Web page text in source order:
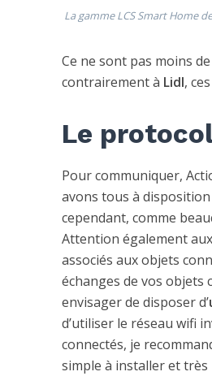
La gamme LCS Smart Home
Ce ne sont pas moins de
contrairement à Lidl,
Le
Pour communiquer,
avons tous à
cependant, comme
Attention également
associés aux objets
échanges de vos objets
envisager de disposer d’
d’utiliser le réseau wifi
connectés, je
simple à installer et